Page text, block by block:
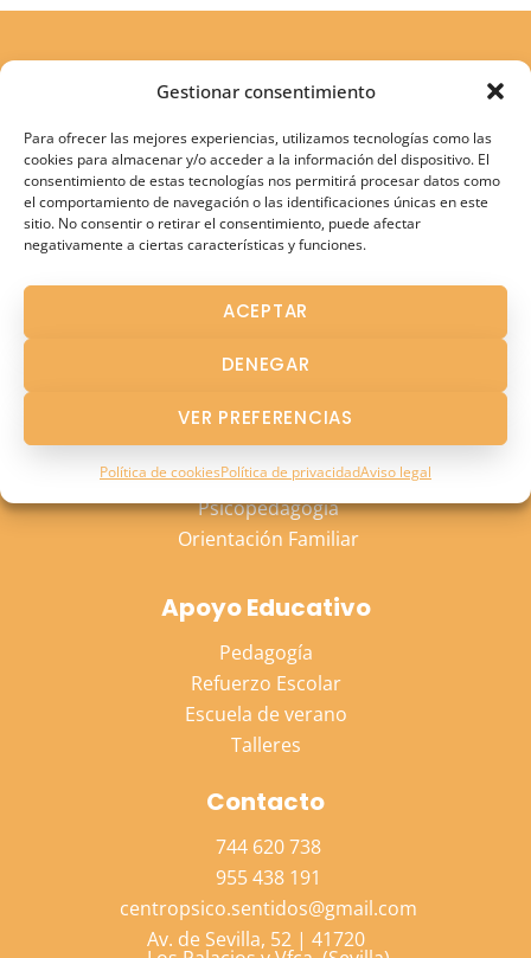
Gestionar consentimiento
Para ofrecer las mejores experiencias, utilizamos tecnologías como las
cookies para almacenar y/o acceder a la información del dispositivo. El
consentimiento de estas tecnologías nos permitirá procesar datos como
el comportamiento de navegación o las identificaciones únicas en este
sitio. No consentir o retirar el consentimiento, puede afectar
negativamente a ciertas características y funciones.
ACEPTAR
DENEGAR
VER PREFERENCIAS
Política de cookiesPolítica de privacidadAviso legal
Atención Terapéutica
Atención Temprana
Logopedia en Los Palacios
Psicología Adulto
Psicología Niño
Psicopedagogía
Orientación Familiar
Apoyo Educativo
Pedagogía
Refuerzo Escolar
Escuela de verano
Talleres
Contacto
744 620 738
955 438 191
centropsico.sentidos@gmail.com
Av. de Sevilla, 52 | 41720